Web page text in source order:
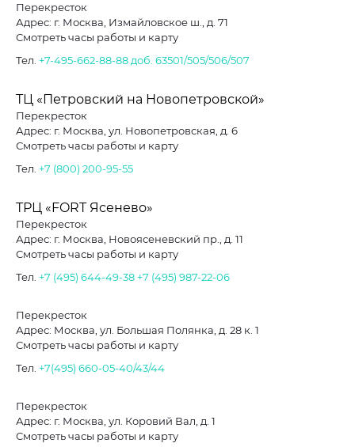
Перекресток
Адрес: г. Москва, Измайловское ш., д. 71
Смотреть часы работы и карту
Тел. +7-495-662-88-88 доб. 63501/505/506/507
ТЦ «Петровский на Новопетровской»
Перекресток
Адрес: г. Москва, ул. Новопетровская, д. 6
Смотреть часы работы и карту
Тел. +7 (800) 200-95-55
ТРЦ «FORT Ясенево»
Перекресток
Адрес: г. Москва, Новоясеневский пр., д. 11
Смотреть часы работы и карту
Тел. +7 (495) 644-49-38 +7 (495) 987-22-06
Перекресток
Адрес: Москва, ул. Большая Полянка, д. 28 к. 1
Смотреть часы работы и карту
Тел. +7(495) 660-05-40/43/44
Перекресток
Адрес: г. Москва, ул. Коровий Вал, д. 1
Смотреть часы работы и карту